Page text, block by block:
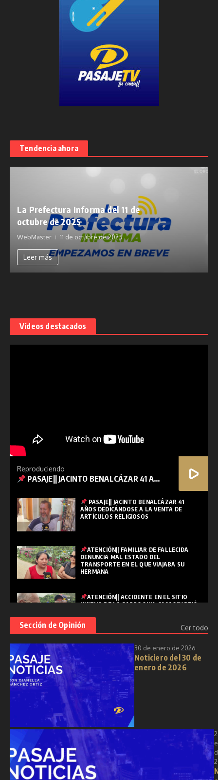
Tendencia ahora
La Prefectura Informa del 11 de
octubre de 2025
WebMaster 11 de octubre de 2025
Leer más
Vídeos destacados
Reproduciendo
PASAJE|| JACINTO BENALCÁZAR 41 AÑOS DEDICÁNDOSE A LA VENTA DE ARTÍCULOS RELIGIOSOS
PASAJE|| JACINTO BENALCÁZAR 41
AÑOS DEDICÁNDOSE A LA VENTA DE
ARTÍCULOS RELIGIOSOS
ATENCIÓN|| FAMILIAR DE FALLECIDA
DENUNCIA MAL ESTADO DEL
TRANSPORTE EN EL QUE VIAJABA SU
HERMANA
ATENCIÓN|| ACCIDENTE EN EL SITIO
HUIZHO DE LA PARROQUIA CASACAY DEJÓ
PASAJE|| "SEMANA SANTA: REFLEXIÓN,
RENOVACIÓN Y ESPIRITUALIDAD EN
TIEMPOS MODERNOS"
Sección de Opinión Cer todo
30 de enero de 2026
Noticiero del 30 de
enero de 2026